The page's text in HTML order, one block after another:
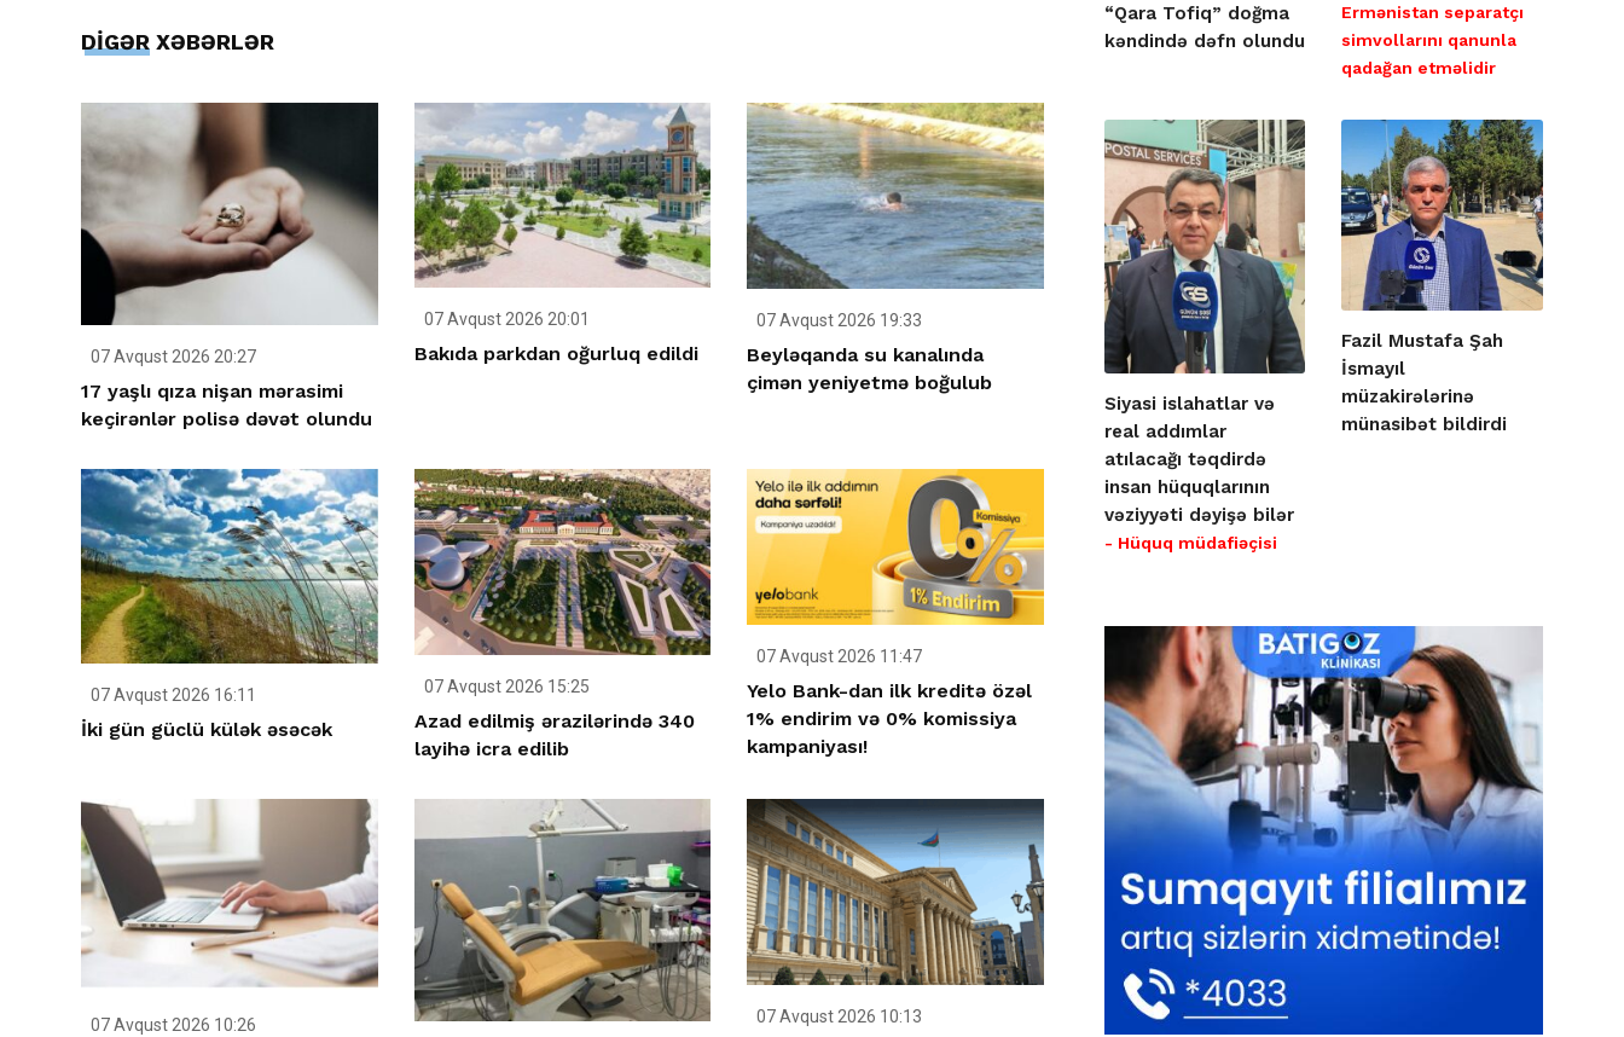
DİGƏR XƏBƏRLƏR
07 Avqust 2026 20:27
17 yaşlı qıza nişan mərasimi
keçirənlər polisə dəvət olundu
07 Avqust 2026 20:01
Bakıda parkdan oğurluq edildi
07 Avqust 2026 19:33
Beyləqanda su kanalında
çimən yeniyetmə boğulub
07 Avqust 2026 16:11
İki gün güclü külək əsəcək
07 Avqust 2026 15:25
Azad edilmiş ərazilərində 340
layihə icra edilib
07 Avqust 2026 11:47
Yelo Bank-dan ilk kreditə özəl
1% endirim və 0% komissiya
kampaniyası!
07 Avqust 2026 10:26 07 Avqust 2026 10:13
“Qara Tofiq” doğma
kəndində dəfn olundu
Ermənistan separatçı
simvollarını qanunla
qadağan etməlidir
Siyasi islahatlar və
real addımlar
atılacağı təqdirdə
insan hüquqlarının
vəziyyəti dəyişə bilər
- Hüquq müdafiəçisi
Fazil Mustafa Şah
İsmayıl
müzakirələrinə
münasibət bildirdi